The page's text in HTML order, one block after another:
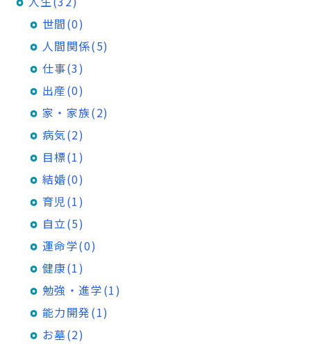
世間(0)
人間関係(5)
仕事(3)
出産(0)
家・家族(2)
病気(2)
目標(1)
結婚(0)
育児(1)
自立(5)
運命学(0)
健康(1)
勉強・進学(1)
能力開発(1)
お墓(2)